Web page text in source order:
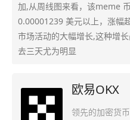
加,从周线图来看，该meme
0.00001239 美元以上，涨幅
市场活动的大幅增长,这种增
去三天尤为明显
欧易OKX
领先的加密货